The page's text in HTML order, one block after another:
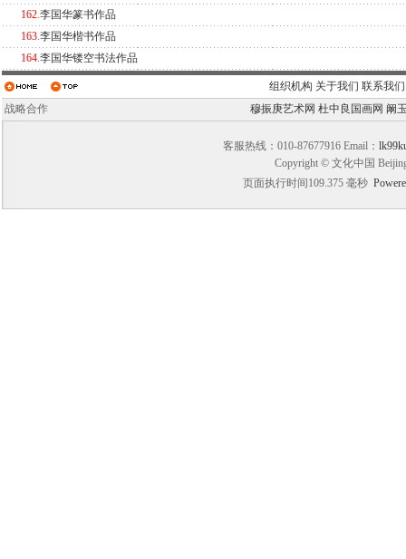
162.李国华篆书作品
163.李国华楷书作品
164.李国华镂空书法作品
组织机构 关于我们 联系我们
战略合作
穆振庚艺术网 杜中良国画网 阚
客服热线：010-87677916 Email：
Copyright © 文化中国
页面执行时间109.375 毫秒